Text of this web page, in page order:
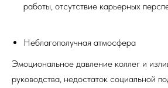
работы, отсутствие карьерных
Неблагополучная атмосфера
Эмоциональное давление коллег и
руководства, недостаток социальной